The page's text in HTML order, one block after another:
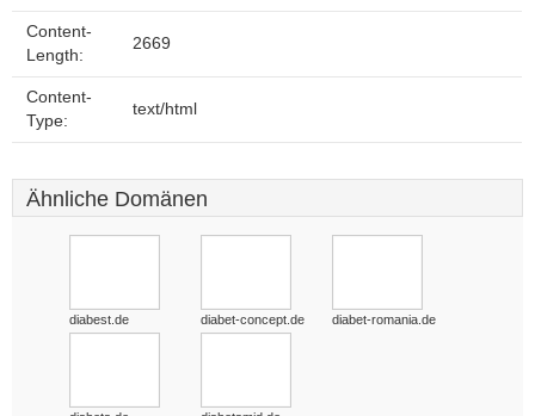
Content-
Length:
2669
Content-
Type:
text/html
Ähnliche Domänen
diabest.de diabet-concept.de diabet-romania.de